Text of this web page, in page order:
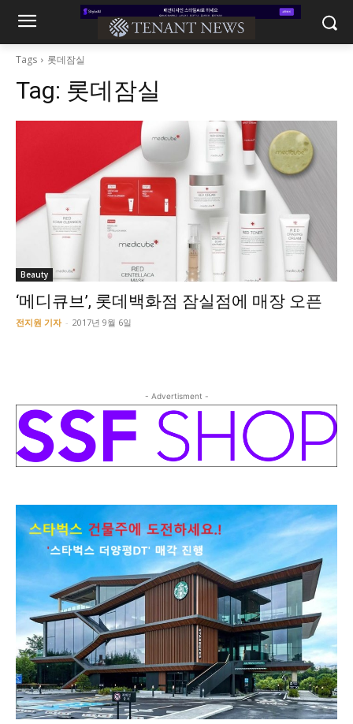
Tags 롯데잠실
Tag: 롯데잠실
Beauty
‘메디큐브’, 롯데백화점 잠실점에 매장 오픈
전지원 기자 - 2017년 9월 6일
- Advertisment -